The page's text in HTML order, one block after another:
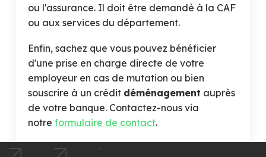
ou l'assurance. Il doit être demandé à la CAF
ou aux services du département.
Enfin, sachez que vous pouvez bénéficier
d'une prise en charge directe de votre
employeur en cas de mutation ou bien
souscrire à un crédit déménagement auprès
de votre banque. Contactez-nous via
notre formulaire de contact.